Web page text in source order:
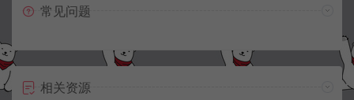
常见问题
相关资源